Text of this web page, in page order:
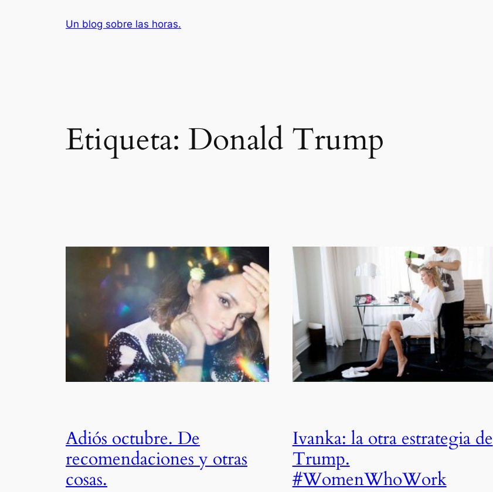
Un blog sobre las horas.
Etiqueta: Donald Trump
Adiós octubre. De
recomendaciones y otras
cosas.
Ivanka: la otra estrategia de
Trump.
#WomenWhoWork